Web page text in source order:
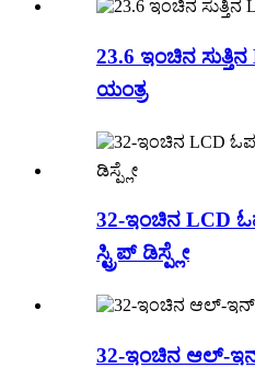
23.6 ಇಂಚಿನ
ಯಂತ್ರ
32-ಇಂಚಿನ LCD
ಸ್ಟ್ರಿಪ್ ಡಿಸ್ಪ್ಲೇ
32-ಇಂಚಿನ ಆಲ್-